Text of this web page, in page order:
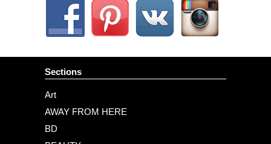
Sections
Art
AWAY FROM HERE
BD